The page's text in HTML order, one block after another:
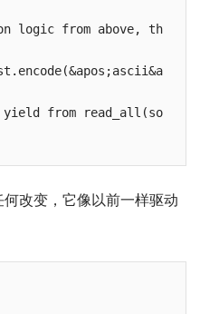
logic from above, th
from read_all(so
改变，它像以前一样驱动